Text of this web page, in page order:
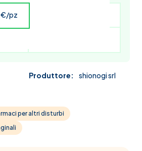
€/pz
Produttore:
shionogi srl
per altri disturbi